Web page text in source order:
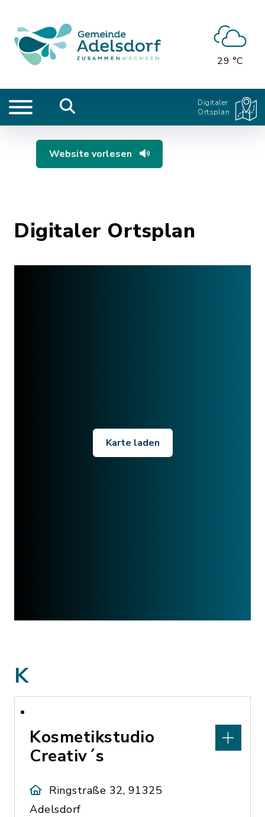
29 °C
Digitaler
Ortsplan
Website vorlesen
Digitaler Ortsplan
Karte laden
K
Kosmetikstudio
Creativ´s
Ringstraße 32, 91325
Adelsdorf